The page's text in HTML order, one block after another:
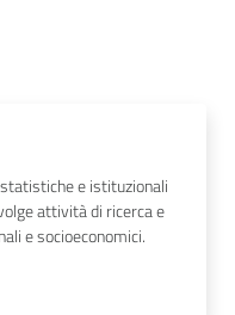
e istituzionali
attività di ricerca e
e socioeconomici.